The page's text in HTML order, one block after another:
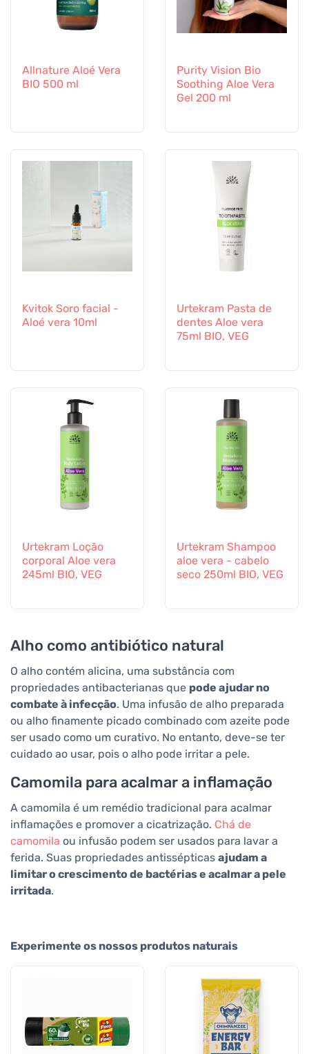
Allnature Aloé Vera
BIO 500 ml
Purity Vision Bio
Soothing Aloe Vera
Gel 200 ml
Kvitok Soro facial -
Aloé vera 10ml
Urtekram Pasta de
dentes Aloe vera
75ml BIO, VEG
Urtekram Loção
corporal Aloe vera
245ml BIO, VEG
Urtekram Shampoo
aloe vera - cabelo
seco 250ml BIO, VEG
Alho como antibiótico natural
O alho contém alicina, uma substância com
propriedades antibacterianas que pode ajudar no
combate à infecção. Uma infusão de alho preparada
ou alho finamente picado combinado com azeite pode
ser usado como um curativo. No entanto, deve-se ter
cuidado ao usar, pois o alho pode irritar a pele.
Camomila para acalmar a inflamação
A camomila é um remédio tradicional para acalmar
inflamações e promover a cicatrização. Chá de
camomila ou infusão podem ser usados para lavar a
ferida. Suas propriedades antissépticas ajudam a
limitar o crescimento de bactérias e acalmar a pele
irritada.
Experimente os nossos produtos naturais